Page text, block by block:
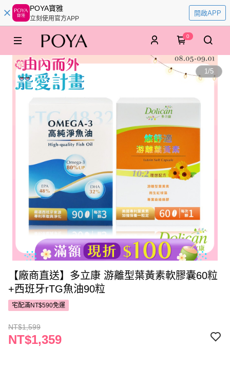
POYA寶雅
立刻使用官方APP
開啟APP
0
1/5
【廠商直送】多立康 游離型葉黃素軟膠囊60粒
+西班牙rTG魚油90粒
宅配滿NT$590免運
NT$1,599
NT$1,359